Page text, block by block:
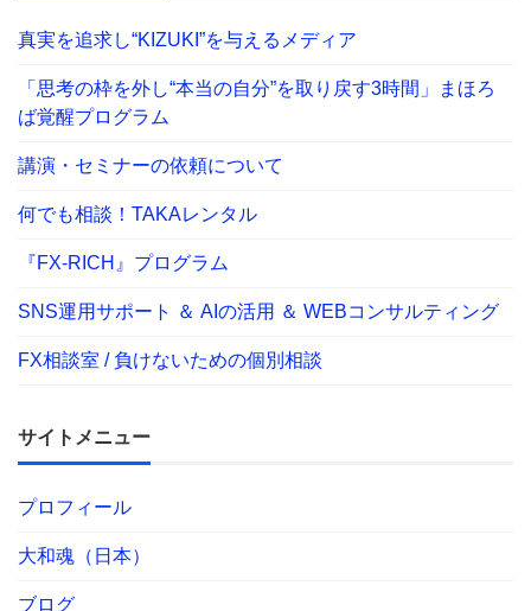
真実を追求し“KIZUKI”を与えるメディア
「思考の枠を外し“本当の自分”を取り戻す3時間」まほろ
ば覚醒プログラム
講演・セミナーの依頼について
何でも相談！TAKAレンタル
『FX-RICH』プログラム
SNS運用サポート ＆ AIの活用 ＆ WEBコンサルティング
FX相談室 / 負けないための個別相談
サイトメニュー
プロフィール
大和魂（日本）
ブログ